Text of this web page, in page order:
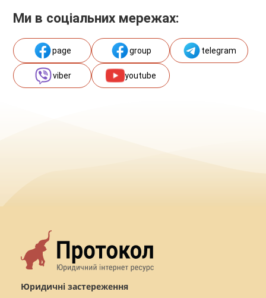
Ми в соціальних мережах:
page group telegram
viber youtube
Юридичні застереження